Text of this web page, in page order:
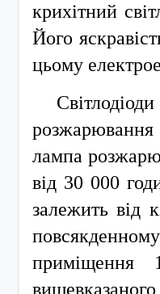
крихітний
Його
цьому
розжарювання
лампа
від 30 000
залежить від
приміщення